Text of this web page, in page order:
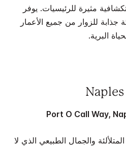
مثيرة للرئيسيات. يوفر
جذابة للزوار من جميع الأعمار
البرية.
والجمال الطبيعي الذي لا